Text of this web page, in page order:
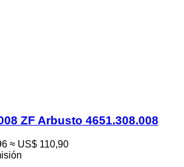
ZF Arbusto 4651.308.008
≈ US$ 110,90